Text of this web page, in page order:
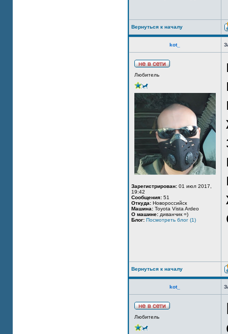
Вернуться к началу
kot_
Любитель
Зарегистрирован: 01 июл 2017,
19:42
Сообщения: 51
Откуда: Новороссийск
Машина: Toyota Vista Ardeo
О машине: диванчик =)
Блог: Посмотреть блог (1)
Вернуться к началу
kot_
Любитель